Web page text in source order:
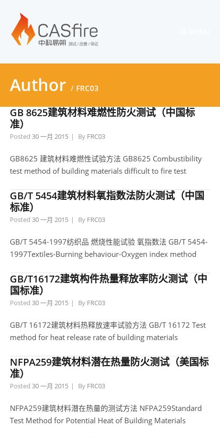
Author FRC03
GB 8625建筑材料难燃性防火测试（中国标
准）
Posted 30 一月 2015 By FRC03
GB8625 建筑材料难燃性试验方法 GB8625 Combustibility
test method of building materials difficult to fire test
GB/T 5454建筑材料氧指数法防火测试（中国
标准）
Posted 30 一月 2015 By FRC03
GB/T 5454-1997纺织品 燃烧性能试验 氧指数法 GB/T 5454-
1997Textiles-Burning behaviour-Oxygen index method
GB/T16172建筑构件热量释放率防火测试（中
国标准）
Posted 30 一月 2015 By FRC03
GB/T 16172建筑材料热释放速率试验方法 GB/T 16172 Test
method for heat release rate of building materials
NFPA259建筑材料潜在热量防火测试（美国标
准）
Posted 30 一月 2015 By FRC03
NFPA259建筑材料潜在热量的测试方法 NFPA259Standard
Test Method for Potential Heat of Building Materials